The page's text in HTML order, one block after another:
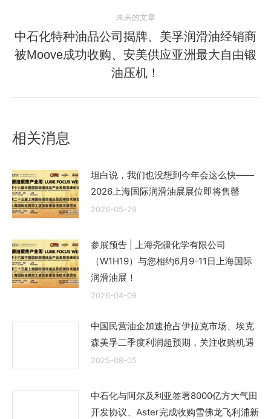
章：
未来的文章
未
来
中石化特种油品公司揭牌、美孚润滑油经销商
被Moove成功收购、安美供应亚洲最大自由锻
油压机！
相关消息
坦白说，我们也没想到今年会这么快——
2026上海国际润滑油展展位即将售罄
2026-05-29
参展预告 | 上海尧疆化学有限公司
（W1H19）与您相约6月9-11日上海国际
润滑油展！
2026-04-09
中国民营油企加速抢占伊拉克市场、埃克
森美孚二季度利润超预期，关注收购机遇
2025-08-05
中石化与阿尔及利亚签署8000亿方大气田
开发协议、Aster完成收购雪佛龙飞利浦新